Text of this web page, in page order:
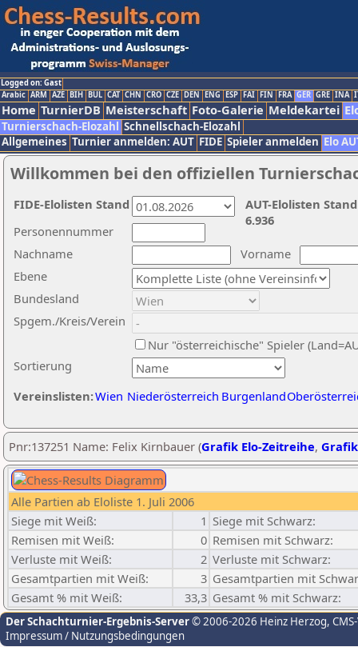
Logged on: Gast
Arabic ARM AZE BIH BUL CAT CHN CRO CZE DEN ENG ESP FAI FIN FRA GER GRE INA
Home TurnierDB Meisterschaft Foto-Galerie Meldekartei
Turnierschach-Elozahl Schnellschach-Elozahl
Allgemeines Turnier anmelden: AUT FIDE Spieler anmelden Elo
Willkommen bei den offiziellen
Nachname
Vorname
Ebene
Sortierung
Personennummer
Bundesland
Spgem./Kreis/Verein
Nur "österreichische" Spieler
Vereinslisten:Wien Niederösterreich Burgenland
AUT-Elolisten
6.936
FIDE-Elolisten Stand
Pnr:137251 Name: Felix Kirnbauer (Grafik Elo-Zeitreihe,
Alle Partien ab Eloliste 1. Juli 2006
Siege mit Weiß:
1 Siege mit Schwarz:
Remisen mit Weiß:
0 Remisen mit Schwarz:
Verluste mit Weiß:
2 Verluste mit Schwarz:
Gesamtpartien mit Weiß:
3 Gesamtpartien mit
Gesamt % mit Weiß:
33,3 Gesamt % mit Schwarz:
Der Schachturnier-Ergebnis-Server© 2006-2026 Heinz Herzog,
Impressum / Nutzungsbedingungen